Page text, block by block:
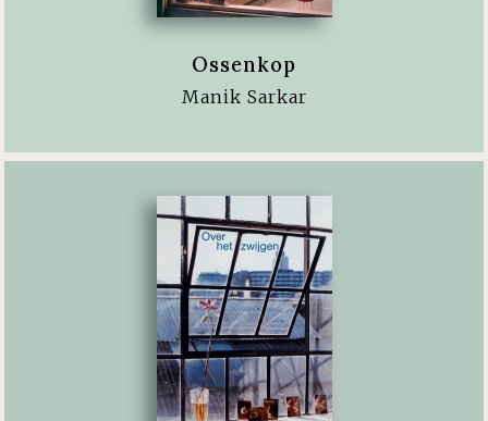
Ossenkop
Manik Sarkar